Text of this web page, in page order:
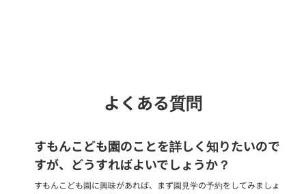
よくある質問
すもんこども園のことを詳しく知りたいので
すが、どうすればよいでしょうか？
すもんこども園に興味があれば、まず園見学の予約をしてみましょ